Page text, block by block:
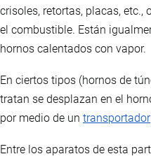
crisoles, retortas, placas, etc.,
el combustible. Están
hornos calentados con vapor.
En ciertos tipos (hornos de
tratan se desplazan en el
por medio de un transportador
Entre los aparatos de esta